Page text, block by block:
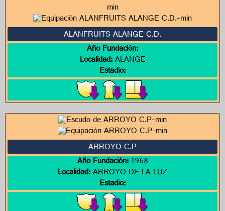
ALANFRUITS ALANGE C.D.
Año Fundación:
Localidad:ALANGE
Estadio:
ARROYO C.P
Año Fundación:1968
Localidad:ARROYO DE LA LUZ
Estadio: